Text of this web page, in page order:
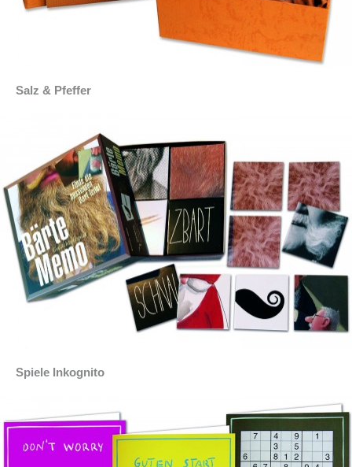
Salz & Pfeffer
Spiele Inkognito